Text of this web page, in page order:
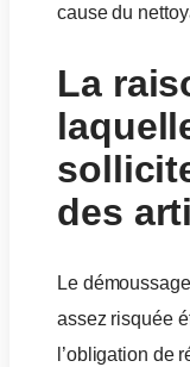
cause du
La
des
Le
assez risquée
l’obligation de